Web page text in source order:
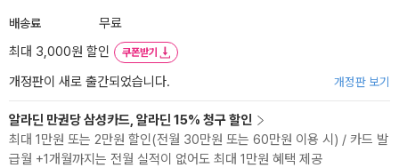
배송료
무료
최대 3,000원 할인
쿠폰받기
개정판이 새로 출간되었습니다. 개정판 보기
알라딘 만권당 삼성카드, 알라딘 15% 청구 할인
최대 1만원 또는 2만원 할인(전월 30만원 또는 60만원 이용 시) / 카드 발
급월 +1개월까지는 전월 실적이 없어도 최대 1만원 혜택 제공